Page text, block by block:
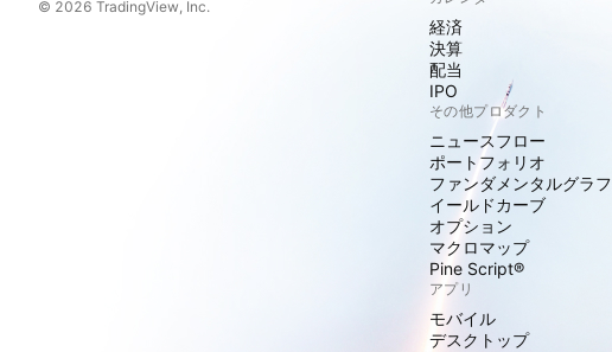
© 2026 TradingView, Inc.
経済
決算
配当
IPO
その他プロダクト
ニュースフロー
ポートフォリオ
ファンダメンタルグラフ
イールドカーブ
オプション
マクロマップ
Pine Script®
アプリ
モバイル
デスクトップ